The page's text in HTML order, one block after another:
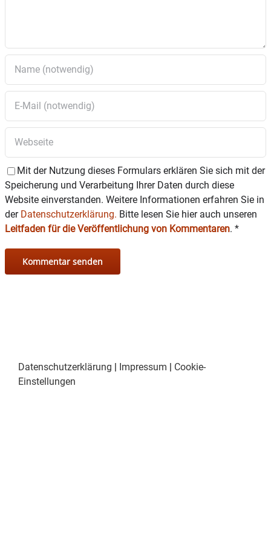
Mit der Nutzung dieses Formulars erklären Sie sich mit der
Speicherung und Verarbeitung Ihrer Daten durch diese
Website einverstanden. Weitere Informationen erfahren Sie in
der Datenschutzerklärung. Bitte lesen Sie hier auch unseren
Leitfaden für die Veröffentlichung von Kommentaren. *
Datenschutzerklärung | Impressum | Cookie-
Einstellungen